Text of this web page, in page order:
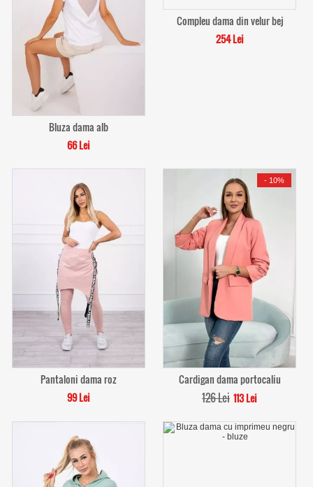
Bluza dama alb
66 Lei
Compleu dama din velur bej
254 Lei
Pantaloni dama roz
99 Lei
- 10%
Cardigan dama portocaliu
126 Lei 113 Lei